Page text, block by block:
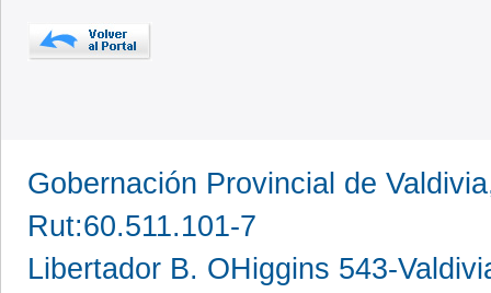
Gobernación Provincial de
Rut:60.511.101-7
Libertador B. OHiggins 543-